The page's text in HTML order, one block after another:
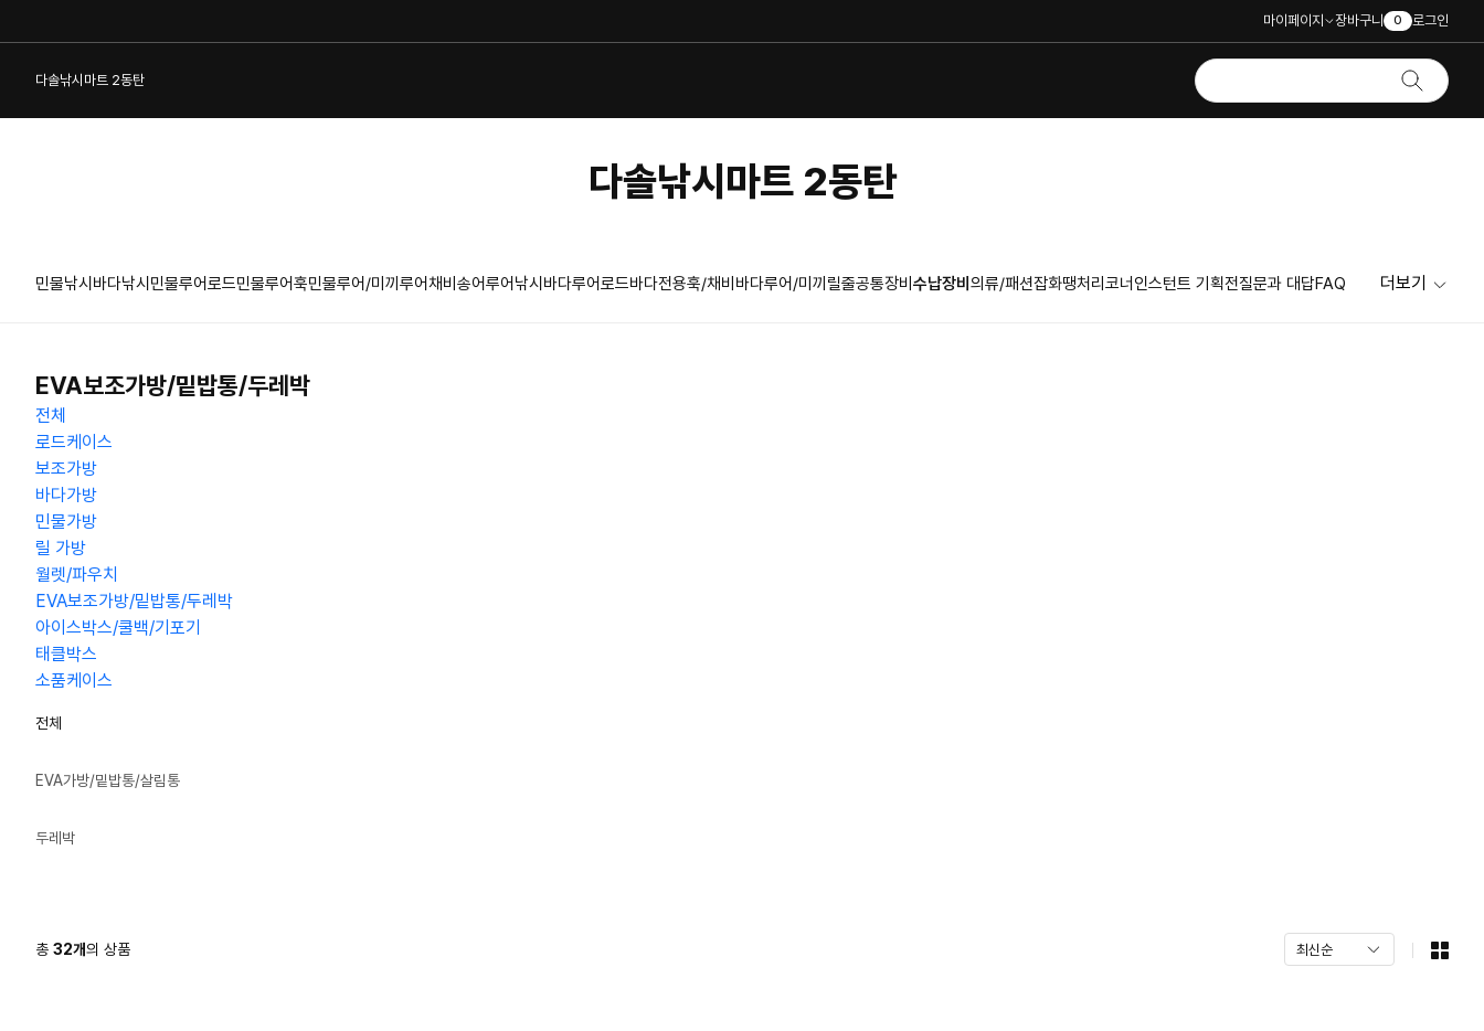
마이페이지 장바구니 0 로그인
다솔낚시마트 2동탄
다솔낚시마트 2동탄
민물낚시 바다낚시 민물루어로드민물루어훅민물루어/미끼 루어채비 송어루어낚시 바다루어로드바다전용훅/채비 바다루어/미끼 릴줄공통장비 수납장비 의류/패션잡화땡처리코너 인스턴트 기획전질문과 대답FAQ 더보기
EVA보조가방/밑밥통/두레박
전체
로드케이스
보조가방
바다가방
민물가방
릴 가방
월렛/파우치
EVA보조가방/밑밥통/두레박
아이스박스/쿨백/기포기
태클박스
소품케이스
전체
EVA가방/밑밥통/살림통
두레박
총 32개의 상품